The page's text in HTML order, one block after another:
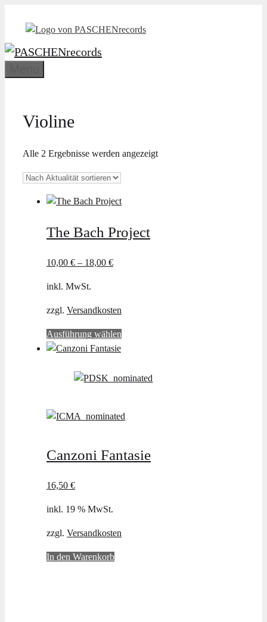
Violine
Alle 2 Ergebnisse werden angezeigtNach
The Bach Project
10,00 € – 18,00 €
inkl. MwSt.
zzgl. Versandkosten
Ausführung wählen
mehrere
Die
auf
Canzoni Fantasie
16,50 €
inkl. 19 % MwSt.
zzgl. Versandkosten
In den Warenkorb